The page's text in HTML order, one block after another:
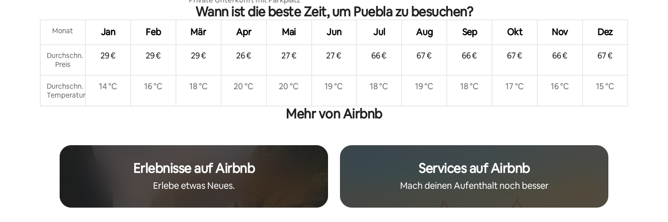
Wann ist die beste Zeit, um Puebla zu besuchen?
Monat Jan Feb Mär Apr Mai Jun Jul Aug Sep Okt Nov Dez
Durchschn.
Preis
29 € 29 € 29 € 26 € 27 € 27 € 66 € 67 € 66 € 67 € 66 € 67 €
Durchschn.
Temperatur
14 °C 16 °C 18 °C 20 °C 20 °C 19 °C 18 °C 19 °C 18 °C 17 °C 16 °C 15 °C
Mehr von Airbnb
Erlebnisse auf Airbnb
Erlebe etwas Neues.
Services auf Airbnb
Mach deinen Aufenthalt noch besser